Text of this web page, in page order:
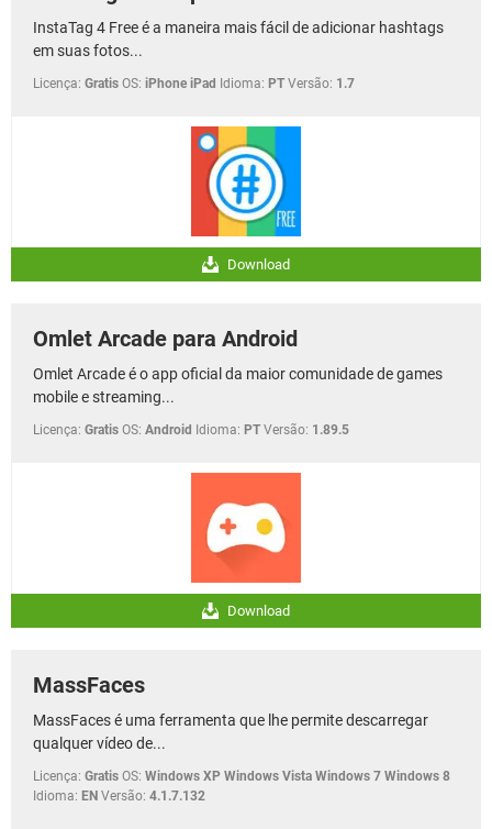
InstaTag 4 Free é a maneira mais fácil de adicionar hashtags
em suas fotos...
Licença: Gratis OS: iPhone iPad Idioma: PT Versão: 1.7
Download
Omlet Arcade para Android
Omlet Arcade é o app oficial da maior comunidade de games
mobile e streaming...
Licença: Gratis OS: Android Idioma: PT Versão: 1.89.5
Download
MassFaces
MassFaces é uma ferramenta que lhe permite descarregar
qualquer vídeo de...
Licença: Gratis OS: Windows XP Windows Vista Windows 7 Windows 8
Idioma: EN Versão: 4.1.7.132